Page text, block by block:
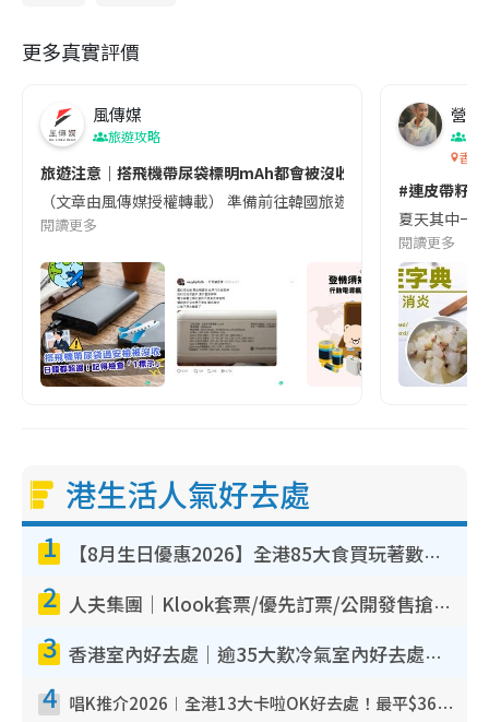
更多真實評價
風傳媒
旅遊攻略
旅遊注意｜搭飛機帶尿袋標明mAh都會被沒收😱出發前切記檢查
（文章由風傳媒授權轉載） 準備前往韓國旅遊的民眾，近期要
閱讀更多
營養
香港
#連皮帶籽
夏天其中一
閱讀更多
港生活人氣好去處
1 【8月生日優惠2026】全港85大食買玩著數攻略 自助餐/火鍋放題同行免費＋誠品/DONKI送現金券
2 人夫集團｜Klook套票/優先訂票/公開發售搶飛攻略！附票價.購票連結.場地座位表
3 香港室內好去處｜逾35大歎冷氣室內好去處推介 室內活動免費避雨無懼落雨
4 唱K推介2026︱全港13大卡啦OK好去處！最平$36起 日文K都有！(附地址+收費詳情)